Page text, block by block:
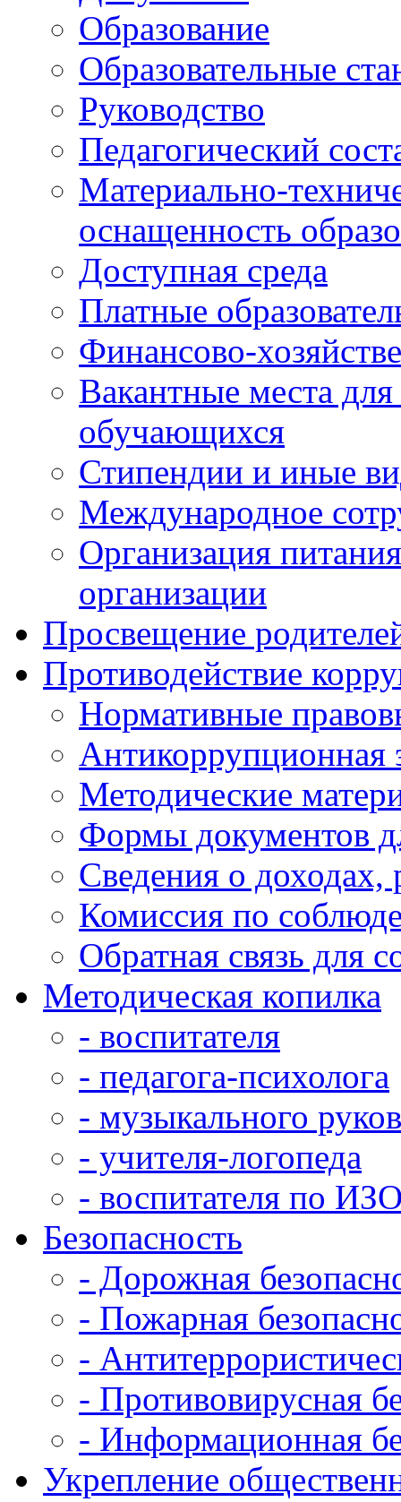
Образование
Образовательные
Руководство
Педагогический
Материально-
оснащенность
Доступная среда
Платные
Финансово-
Вакантные места
обучающихся
Стипендии и иные
Международное
Организация
организации
Просвещение
Противодействие
Нормативные
Антикоррупционная
Методические
Формы документов
Сведения о доходах,
Комиссия по
Обратная связь для
Методическая копилка
- воспитателя
- педагога-психолога
- музыкального
- учителя-логопеда
- воспитателя по
Безопасность
- Дорожная
- Пожарная
-
- Противовирусная
- Информационная
Укрепление